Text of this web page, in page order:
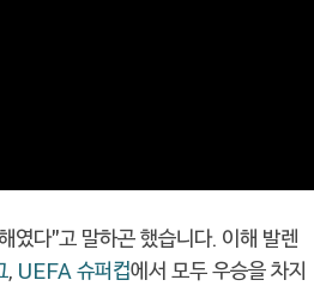
다"고 말하곤 했습니다. 이해 발렌
, UEFA 슈퍼컵에서 모두 우승을 차지